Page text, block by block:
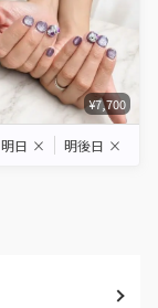
¥7,700
明日 × 明後日 ×